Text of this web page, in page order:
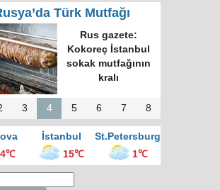
Türk Mutfağı
Rus gazete:
Kokoreç İstanbul
sokak mutfağının
kralı
3 4 5 6 7 8
İstanbul
St.Petersburg
4℃
15℃ 1℃